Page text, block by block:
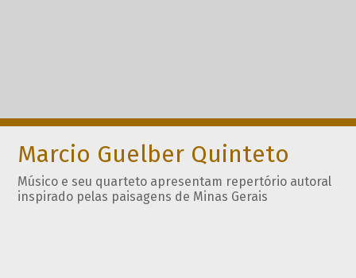
Marcio Guelber Quinteto
Músico e seu quarteto apresentam repertório autoral
inspirado pelas paisagens de Minas Gerais